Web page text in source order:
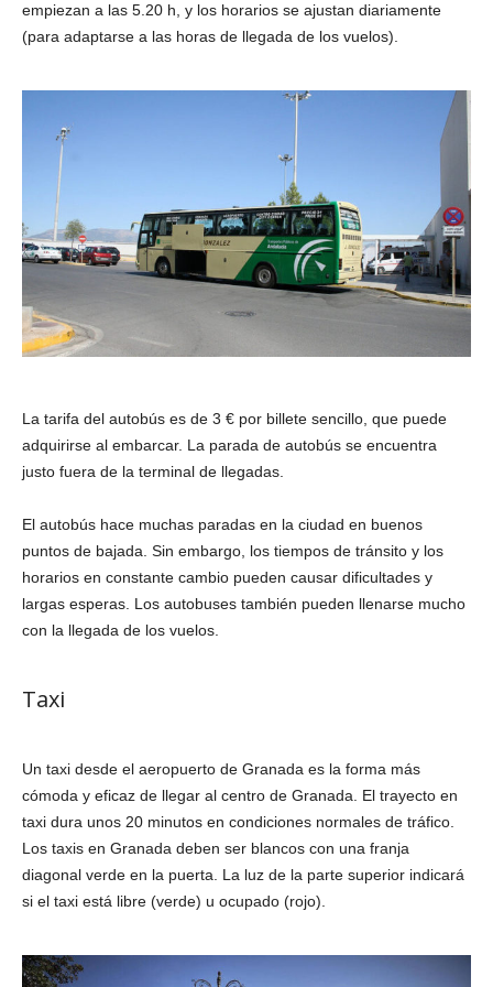
empiezan a las 5.20 h, y los horarios se ajustan diariamente
(para adaptarse a las horas de llegada de los vuelos).
La tarifa del autobús es de 3 € por billete sencillo, que puede
adquirirse al embarcar. La parada de autobús se encuentra
justo fuera de la terminal de llegadas.
El autobús hace muchas paradas en la ciudad en buenos
puntos de bajada. Sin embargo, los tiempos de tránsito y los
horarios en constante cambio pueden causar dificultades y
largas esperas. Los autobuses también pueden llenarse mucho
con la llegada de los vuelos.
Taxi
Un taxi desde el aeropuerto de Granada es la forma más
cómoda y eficaz de llegar al centro de Granada. El trayecto en
taxi dura unos 20 minutos en condiciones normales de tráfico.
Los taxis en Granada deben ser blancos con una franja
diagonal verde en la puerta. La luz de la parte superior indicará
si el taxi está libre (verde) u ocupado (rojo).